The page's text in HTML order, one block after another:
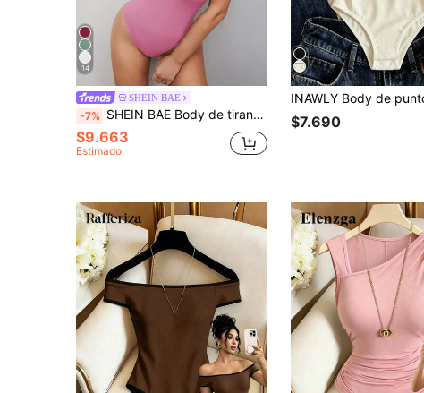
14
SHEIN BAE
-7% SHEIN BAE Body de tirantes sólido
$9.663
Estimado
$7.690